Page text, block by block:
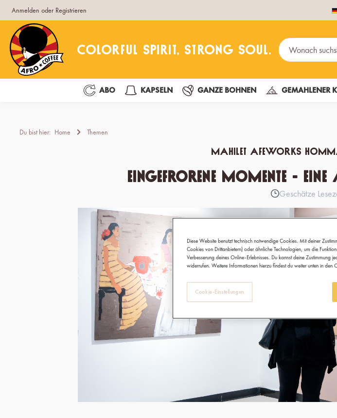
Zur Hauptnavigation springen
Anmelden oder Registrieren
ABO KAPSELN GANZE BOHNEN GEMAHLENER
Du bist hier: Home Themen
Mahilet Afeworks
Eingefrorene Momente -
Geschätze
Diese Website benutzt technisch notwendige Cookies. Mit deiner
Cookies von Drittanbietern) oder ähnliche Technologien, um die
Verbesserung deines Online-Erlebnisses. Du kannst deine Zustimmung
widerrufen. Weitere Informationen hierzu findest du weiter unten in den
Cookie-Einstellungen